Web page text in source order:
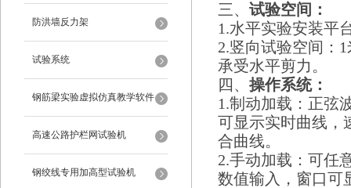
防洪墙反力架
试验系统
钢筋梁实验虚拟仿真教学软件
高速公路护栏网试验机
钢绞线专用加高型试验机
三、 试验空间：
1.水平实验安装平
2.竖向试验空间：
承受水平剪力。
四、 操作系统：
1.制动加载：正弦
可显示实时曲线，
合曲线。
2.手动加载：可任
数值输入，窗口可